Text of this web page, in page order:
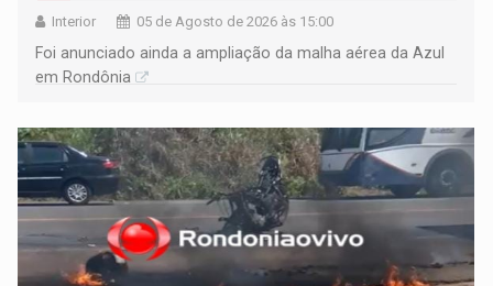
Interior 05 de Agosto de 2026 às 15:00
Foi anunciado ainda a ampliação da malha aérea da Azul
em Rondônia